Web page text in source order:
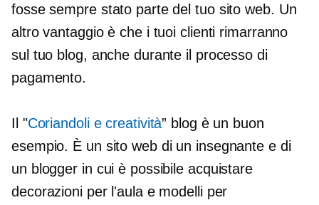
fosse sempre stato parte del tuo sito web. Un
altro vantaggio è che i tuoi clienti rimarranno
sul tuo blog, anche durante il processo di
pagamento.
Il "Coriandoli e creatività” blog è un buon
esempio. È un sito web di un insegnante e di
un blogger in cui è possibile acquistare
decorazioni per l'aula e modelli per